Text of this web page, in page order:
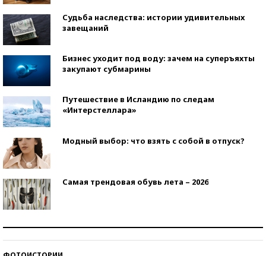
Судьба наследства: истории удивительных
завещаний
Бизнес уходит под воду: зачем на суперъяхты
закупают субмарины
Путешествие в Исландию по следам
«Интерстеллара»
Модный выбор: что взять с собой в отпуск?
Самая трендовая обувь лета – 2026